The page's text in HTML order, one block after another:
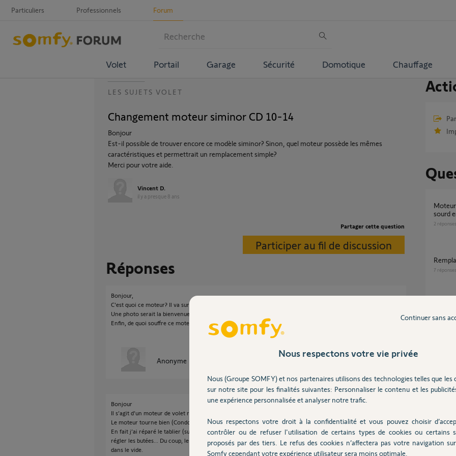
Particuliers Professionnels Forum
Volet Portail Garage Sécurité Domotique Chauffage
LES SUJETS VOLET
Changement moteur siminor CD 10-14
Bonjour
Est-il possible de trouver encore ce modèle siminor? Sinon, quel moteur possède les mêmes
caractéristiques et permettrait un remplacement simple?
Merci pour votre aide.
Vincent D.
il y a presque 8 ans
Partager cette question
Participer au fil de discussion
Réponses
Bonjour,
C'est quoi ce moteur? Il va sur quoi?
Une photo serait la bienvenue.
Enfin, de quoi souffre ce moteur?
Anonyme
Bonjour
Il s’agit d’un moteur de volet roulant (tablier pvc d’un mètre de large).
Le moteur tourne bien (Condo ok) mais patine.
En fait j’ai réparé le tablier (supprimé une lame) et est fait fonctionner l’ensemble sans
régler les butées... Du coup, le moteur a forcé en enroulant le tablier et depuis, il tourne
dans le vide.
Moteur esclave siminor S200 qui fait bruit
sourd
2 réponses
7 réponses
4réponses
5réponses
302K
6réponses
Nous respectons votre vie privée
Nous (Groupe SOMFY) et nos partenaires utilisons des technologies telles que les
sur notre site pour les finalités suivantes: Personnaliser le contenu et les
une expérience personnalisée et analyser notre trafic.
Nous respectons votre droit à la confidentialité et vous pouvez choisir
contrôler ou de refuser l'utilisation de certains types de cookies ou certains
proposés par des tiers. Le refus des cookies n’affectera pas votre navigation
Somfy cependant votre expérience utilisateur sera moins optimale.
Continuer sans